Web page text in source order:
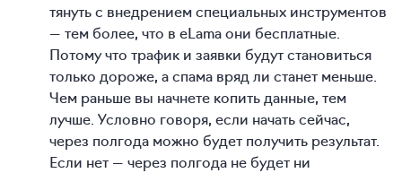
тянуть с внедрением специальных инструментов
— тем более, что в eLama они бесплатные.
Потому что трафик и заявки будут становиться
только дороже, а спама вряд ли станет меньше.
Чем раньше вы начнете копить данные, тем
лучше. Условно говоря, если начать сейчас,
через полгода можно будет получить результат.
Если нет — через полгода не будет ни